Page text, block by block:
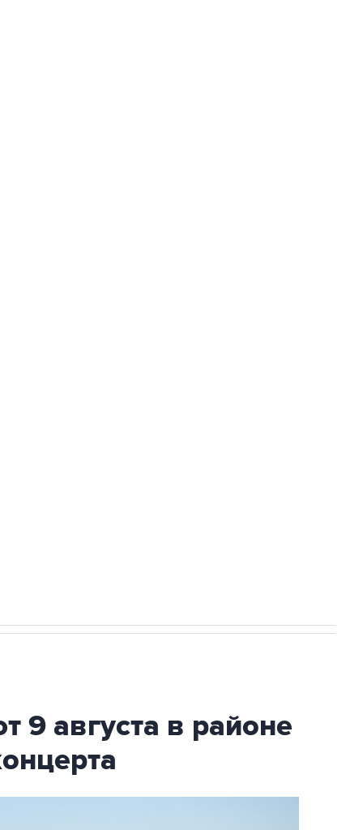
9 августа в районе